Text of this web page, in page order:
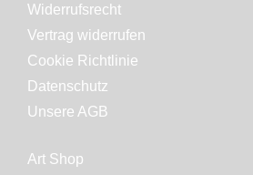
Widerrufsrecht
Vertrag widerrufen
Cookie Richtlinie
Datenschutz
Unsere AGB
Art Shop